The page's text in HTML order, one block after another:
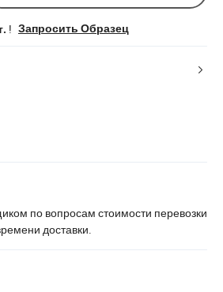
! Запросить Образец
по вопросам стоимости перевозки
доставки.